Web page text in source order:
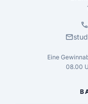
call
mail
Eine
08.00